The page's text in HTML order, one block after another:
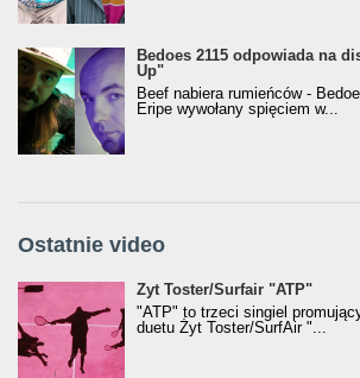
Bedoes 2115 odpowiada na
Up"
Beef nabiera rumieńców -
Eripe wywołany spięciem w...
Ostatnie video
Żyt Toster/SurfAir - ATP VIDEO
Żyt Toster/Surfair "ATP"
"ATP" to trzeci singiel
duetu Żyt Toster/SurfAir "...